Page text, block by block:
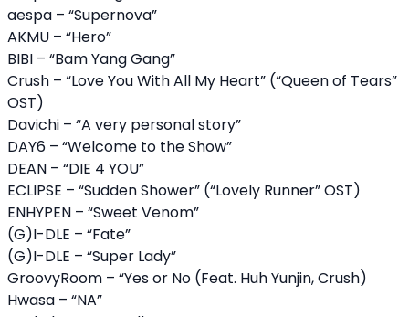
aespa – “Supernova”
AKMU – “Hero”
BIBI – “Bam Yang Gang”
Crush – “Love You With All My Heart” (“Queen of Tears”
OST)
Davichi – “A very personal story”
DAY6 – “Welcome to the Show”
DEAN – “DIE 4 YOU”
ECLIPSE – “Sudden Shower” (“Lovely Runner” OST)
ENHYPEN – “Sweet Venom”
(G)I-DLE – “Fate”
(G)I-DLE – “Super Lady”
GroovyRoom – “Yes or No (Feat. Huh Yunjin, Crush)
Hwasa – “NA”